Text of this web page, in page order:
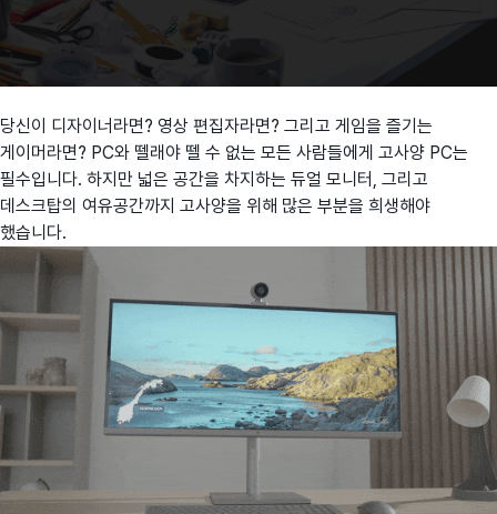
당신이 디자이너라면? 영상 편집자라면? 그리고 게임을 즐기는
게이머라면? PC와 뗄래야 뗄 수 없는 모든 사람들에게 고사양 PC는
필수입니다. 하지만 넓은 공간을 차지하는 듀얼 모니터, 그리고
데스크탑의 여유공간까지 고사양을 위해 많은 부분을 희생해야
했습니다.